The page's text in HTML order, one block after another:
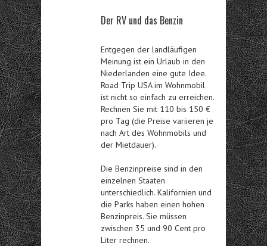
Der RV und das Benzin
Entgegen der landläufigen
Meinung ist ein Urlaub in den
Niederlanden eine gute Idee.
Road Trip USA im Wohnmobil
ist nicht so einfach zu erreichen.
Rechnen Sie mit 110 bis 150 €
pro Tag (die Preise variieren je
nach Art des Wohnmobils und
der Mietdauer).
Die Benzinpreise sind in den
einzelnen Staaten
unterschiedlich. Kalifornien und
die Parks haben einen hohen
Benzinpreis. Sie müssen
zwischen 35 und 90 Cent pro
Liter rechnen.